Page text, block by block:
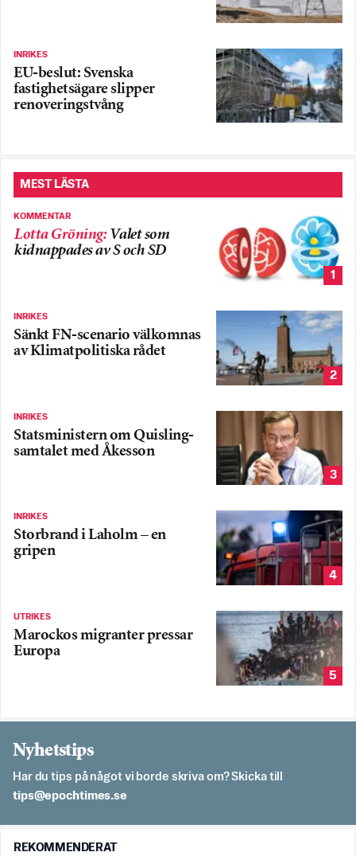
INRIKES
EU-beslut: Svenska
fastighetsägare slipper
renoveringstvång
MEST LÄSTA
KOMMENTAR
Lotta Gröning: Valet som
kidnappades av S och SD
1
INRIKES
Sänkt FN-scenario välkomnas
av Klimatpolitiska rådet
2
INRIKES
Statsministern om Quisling-
samtalet med Åkesson
3
INRIKES
Storbrand i Laholm – en
gripen
4
UTRIKES
Marockos migranter pressar
Europa
5
Nyhetstips
Har du tips på något vi borde skriva om? Skicka till
es.semithcope@spit
REKOMMENDERAT